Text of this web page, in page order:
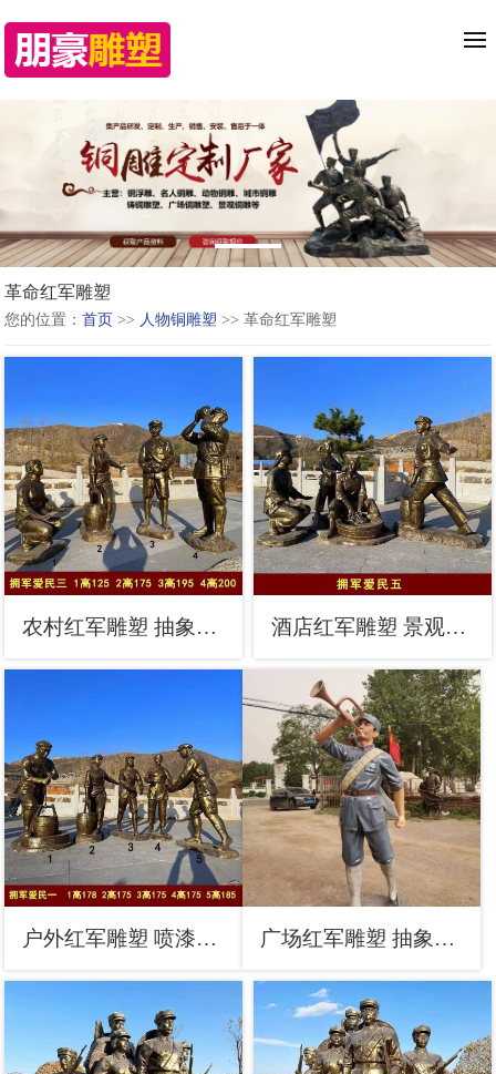
革命红军雕塑
您的位置：首页 >> 人物铜雕塑 >> 革命红军雕塑
农村红军雕塑 抽象艺术抗战雕塑 烤漆革命雕塑 酒店红军雕塑 景观美陈革命雕塑 现代抗战雕塑
户外红军雕塑 喷漆革命雕塑 灯光抗战雕塑 广场红军雕塑 抽象革命雕塑 烤漆抗战雕塑